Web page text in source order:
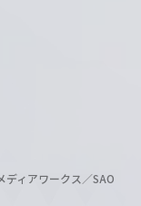
ィアワークス／SAO